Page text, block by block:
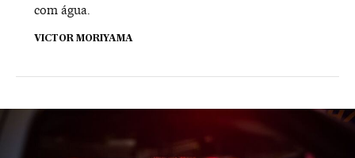
com água.
VICTOR MORIYAMA